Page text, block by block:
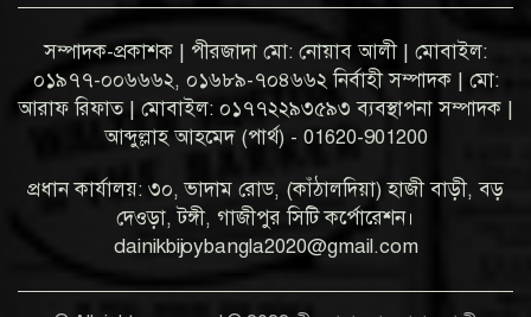
সম্পাদক-প্রকাশক | পীরজাদা মো: নোয়াব আলী | মোবাইল:
০১৯৭৭-০০৬৬৬২, ০১৬৮৯-৭০৪৬৬২ নির্বাহী সম্পাদক | মো:
আরাফ রিফাত | মোবাইল: ০১৭৭২২৯৩৫৯৩ ব্যবস্থাপনা সম্পাদক |
আব্দুল্লাহ আহমেদ (পার্থ) - 01620-901200
প্রধান কার্যালয়: ৩০, ভাদাম রোড, (কাঁঠালদিয়া) হাজী বাড়ী, বড়
দেওড়া, টঙ্গী, গাজীপুর সিটি কর্পোরেশন।
dainikbijoybangla2020@gmail.com